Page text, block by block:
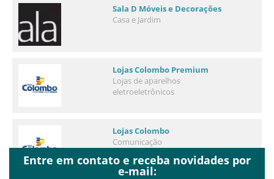
Sala D Móveis e Decorações
Casa e Jardim
Lojas Colombo Premium
Lojas de aparelhos
eletroeletrônicos
Lojas Colombo
Comunicação
Entre em contato e receba novidades por
e-mail: